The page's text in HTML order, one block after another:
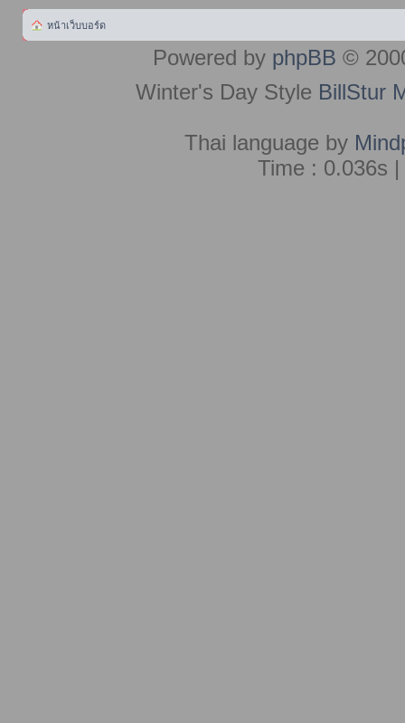
หน้าเว็บบอร์ด
Powered by phpBB ©
Winter's Day Style BillStur
Thai language by
Time : 0.036s